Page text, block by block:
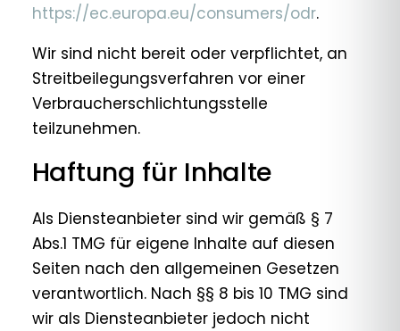
https://ec.europa.eu/consumers/odr.
Wir sind nicht bereit oder verpflichtet, an
Streitbeilegungsverfahren vor einer
Verbraucherschlichtungsstelle
teilzunehmen.
Haftung für Inhalte
Als Diensteanbieter sind wir gemäß § 7
Abs.1 TMG für eigene Inhalte auf diesen
Seiten nach den allgemeinen Gesetzen
verantwortlich. Nach §§ 8 bis 10 TMG sind
wir als Diensteanbieter jedoch nicht